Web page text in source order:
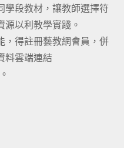
學段教材，讓教師選擇符
以利教學實踐。
，得註冊藝教網會員，併
料雲端連結